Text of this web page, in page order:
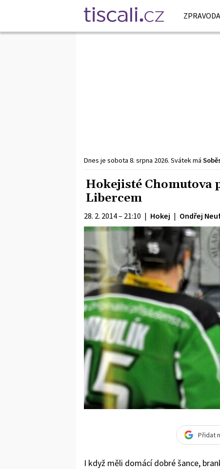
Dnes je sobota 8. srpna 2026. Svátek má
Hokejisté Chomutova
Libercem
28. 2. 2014 – 21:10 | Hokej | Ondřej
Přidat
I když měli domácí dobré šance,